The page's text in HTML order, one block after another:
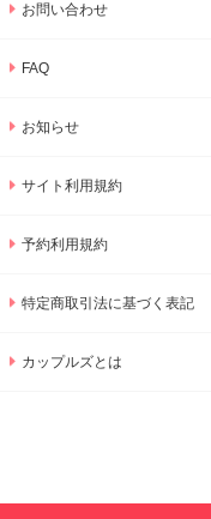
お問い合わせ
FAQ
お知らせ
サイト利用規約
予約利用規約
特定商取引法に基づく表記
カップルズとは